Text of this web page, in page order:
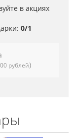
в акциях
0/1
рублей)